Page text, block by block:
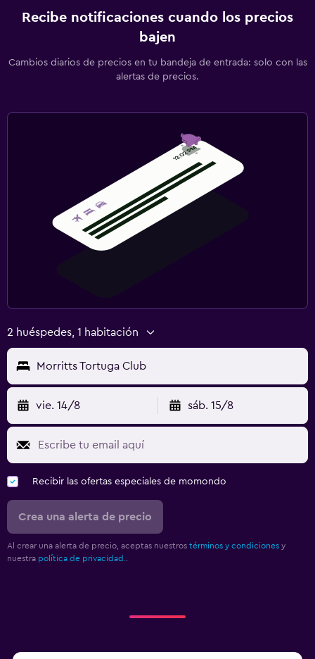
Recibe notificaciones cuando los precios
bajen
Cambios diarios de precios en tu bandeja de entrada: solo con las
alertas de precios.
2 huéspedes, 1 habitación
Morritts Tortuga Club
vie. 14/8 sáb. 15/8
Recibir las ofertas especiales de momondo
Crea una alerta de precio
Al crear una alerta de precio, aceptas nuestros términos y condiciones y
nuestra política de privacidad.